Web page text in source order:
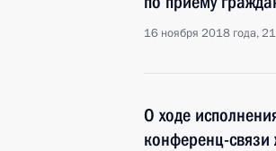
16 ноября 2018 года,
О ходе
конференц-связи